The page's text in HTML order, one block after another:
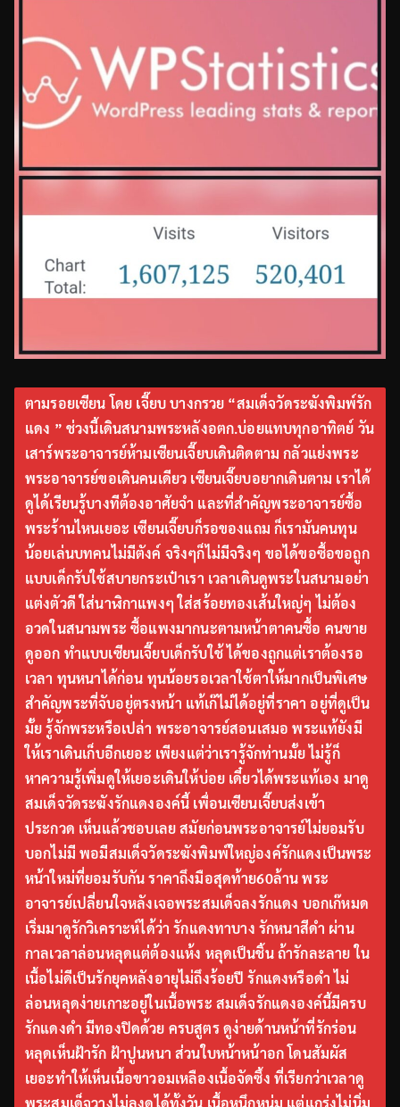
ตามรอยเซียน โดย เจี๊ยบ บางกรวย “สมเด็จวัดระฆังพิมพ์รัก
แดง ” ช่วงนี้เดินสนามพระหลังอตก.บ่อยแทบทุกอาทิตย์ วัน
เสาร์พระอาจารย์ห้ามเซียนเจี๊ยบเดินติดตาม กลัวแย่งพระ
พระอาจารย์ขอเดินคนเดียว เซียนเจี๊ยบอยากเดินตาม เราได้
ดูได้เรียนรู้บางทีต้องอาศัยจำ และที่สำคัญพระอาจารย์ซื้อ
พระร้านไหนเยอะ เซียนเจี๊ยบก็รอของแถม ก็เรามันคนทุน
น้อยเล่นบทคนไม่มีตังค์ จริงๆก็ไม่มีจริงๆ ขอได้ขอซื้อขอถูก
แบบเด็กรับใช้สบายกระเป๋าเรา เวลาเดินดูพระในสนามอย่า
แต่งตัวดี ใส่นาฬิกาแพงๆ ใส่สร้อยทองเส้นใหญ่ๆ ไม่ต้อง
อวดในสนามพระ ซื้อแพงมากนะตามหน้าตาคนซื้อ คนขาย
ดูออก ทำแบบเซียนเจี๊ยบเด็กรับใช้ ได้ของถูกแต่เราต้องรอ
เวลา ทุนหนาได้ก่อน ทุนน้อยรอเวลาใช้ตาให้มากเป็นพิเศษ
สำคัญพระที่จับอยู่ตรงหน้า แท้เก๊ไม่ได้อยู่ที่ราคา อยู่ที่ดูเป็น
มั้ย รู้จักพระหรือเปล่า พระอาจารย์สอนเสมอ พระแท้ยังมี
ให้เราเดินเก็บอีกเยอะ เพียงแต่ว่าเรารู้จักท่านมั้ย ไม่รู้ก็
หาความรู้เพิ่มดูให้เยอะเดินให้บ่อย เดี๋ยวได้พระแท้เอง มาดู
สมเด็จวัดระฆังรักแดงองค์นี้ เพื่อนเซียนเจี๊ยบส่งเข้า
ประกวด เห็นแล้วชอบเลย สมัยก่อนพระอาจารย์ไม่ยอมรับ
บอกไม่มี พอมีสมเด็จวัดระฆังพิมพ์ใหญ่องค์รักแดงเป็นพระ
หน้าใหม่ที่ยอมรับกัน ราคาถึงมือสุดท้าย60ล้าน พระ
อาจารย์เปลี่ยนใจหลังเจอพระสมเด็จลงรักแดง บอกเก๊หมด
เริ่มมาดูรักวิเคราะห์ได้ว่า รักแดงทาบาง รักหนาสีดำ ผ่าน
กาลเวลาล่อนหลุดแต่ต้องแห้ง หลุดเป็นชิ้น ถ้ารักละลาย ใน
เนื้อไม่ดีเป็นรักยุคหลังอายุไม่ถึงร้อยปี รักแดงหรือดำ ไม่
ล่อนหลุดง่ายเกาะอยู่ในเนื้อพระ สมเด็จรักแดงองค์นี้มีครบ
รักแดงดำ มีทองปิดด้วย ครบสูตร ดูง่ายด้านหน้าที่รักร่อน
หลุดเห็นฝ้ารัก ฝ้าปูนหนา ส่วนใบหน้าหน้าอก โดนสัมผัส
เยอะทำให้เห็นเนื้อขาวอมเหลืองเนื้อจัดซึ้ง ที่เรียกว่าเวลาดู
พระสมเด็จวางไม่ลงดูได้ทั้งวัน เนื้อหนึกหนุ่ม แต่แกร่งไม่นิ่ม